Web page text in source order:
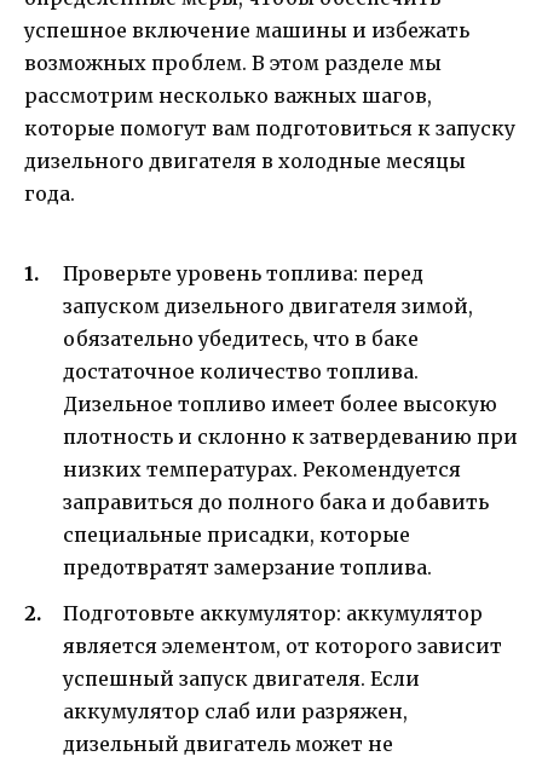
успешное включение машины и избежать
возможных проблем. В этом разделе мы
рассмотрим несколько важных шагов,
которые помогут вам подготовиться к запуску
дизельного двигателя в холодные месяцы
года.
Проверьте уровень топлива: перед
запуском дизельного двигателя зимой,
обязательно убедитесь, что в баке
достаточное количество топлива.
Дизельное топливо имеет более высокую
плотность и склонно к затвердеванию при
низких температурах. Рекомендуется
заправиться до полного бака и добавить
специальные присадки, которые
предотвратят замерзание топлива.
Подготовьте аккумулятор: аккумулятор
является элементом, от которого зависит
успешный запуск двигателя. Если
аккумулятор слаб или разряжен,
дизельный двигатель может не